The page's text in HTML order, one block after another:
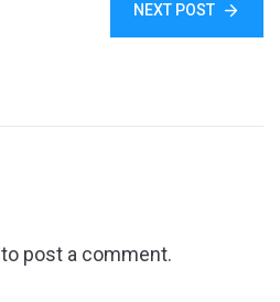
NEXT POST
to post a comment.